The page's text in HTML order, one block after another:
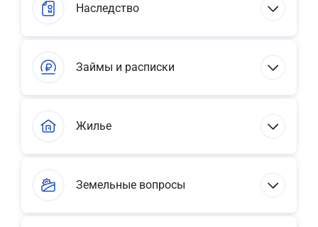
Наследство
Займы и расписки
Жилье
Земельные вопросы